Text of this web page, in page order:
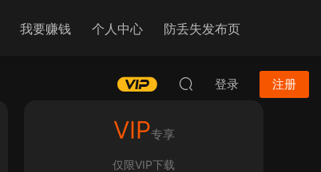
我要赚钱 个人中心 防丢失发布页
登录 注册
VIP专享
仅限VIP下载